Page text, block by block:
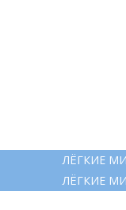
ЛЁГКИЕ
ЛЁГКИЕ